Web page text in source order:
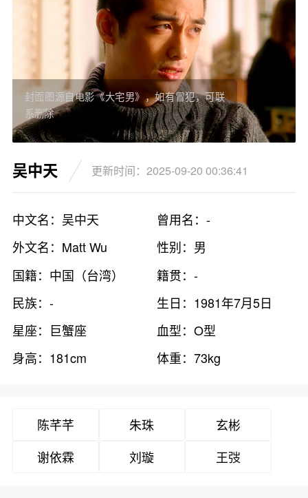
封面图源自电影《大宅男》，如有冒犯，可联
系删除
吴中天 更新时间：2025-09-20 00:36:41
中文名：吴中天
曾用名：-
外文名：Matt Wu
性别：男
国籍：中国（台湾）
籍贯：-
民族：-
生日：1981年7月5日
星座：巨蟹座
血型：O型
身高：181cm
体重：73kg
陈芊芊 朱珠
玄彬
谢依霖
刘璇 王弢